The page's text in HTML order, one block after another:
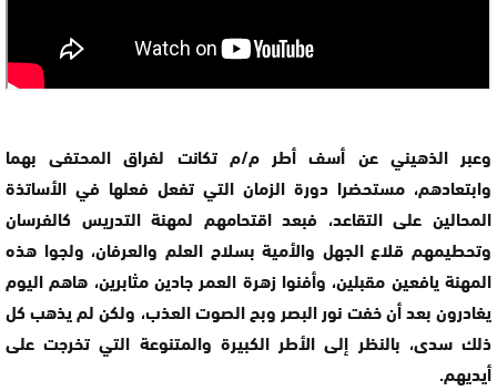
وعبر الذهيني عن أسف أطر م/م تكانت لفراق المحتفى بهما
وابتعادهم، مستحضرا دورة الزمان التي تفعل فعلها في الأساتذة
المحالين على التقاعد، فبعد اقتحامهم لمهنة التدريس كالفرسان
وتحطيمهم قلاع الجهل والأمية بسلاح العلم والعرفان، ولجوا هذه
المهنة يافعين مقبلين، وأفنوا زهرة العمر جادين مثابرين، هاهم اليوم
يغادرون بعد أن خفت نور البصر وبح الصوت العذب، ولكن لم يذهب كل
ذلك سدى، بالنظر إلى الأطر الكبيرة والمتنوعة التي تخرجت على
أيديهم.